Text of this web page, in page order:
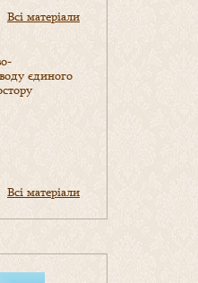
Всі матеріали
єдиного
Всі матеріали